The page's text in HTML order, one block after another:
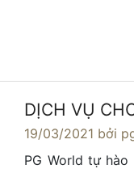
DỊCH VỤ
19/03/2021 bởi
PG World tự